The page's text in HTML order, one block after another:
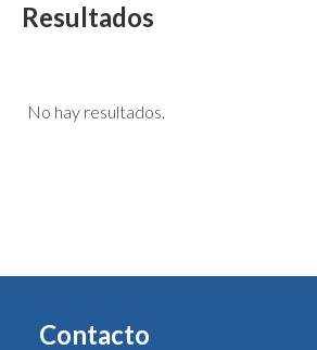
Resultados
No hay resultados.
Contacto